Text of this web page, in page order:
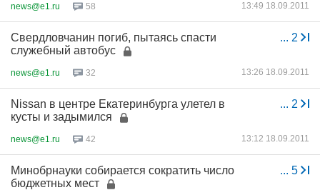
news@e1.ru 58 13:49 18.09.2011
... 2
Свердловчанин погиб, пытаясь спасти
служебный автобус
news@e1.ru 32 13:26 18.09.2011
... 2
Nissan в центре Екатеринбурга улетел в
кусты и задымился
news@e1.ru 42 13:12 18.09.2011
... 5
Минобрнауки собирается сократить число
бюджетных мест